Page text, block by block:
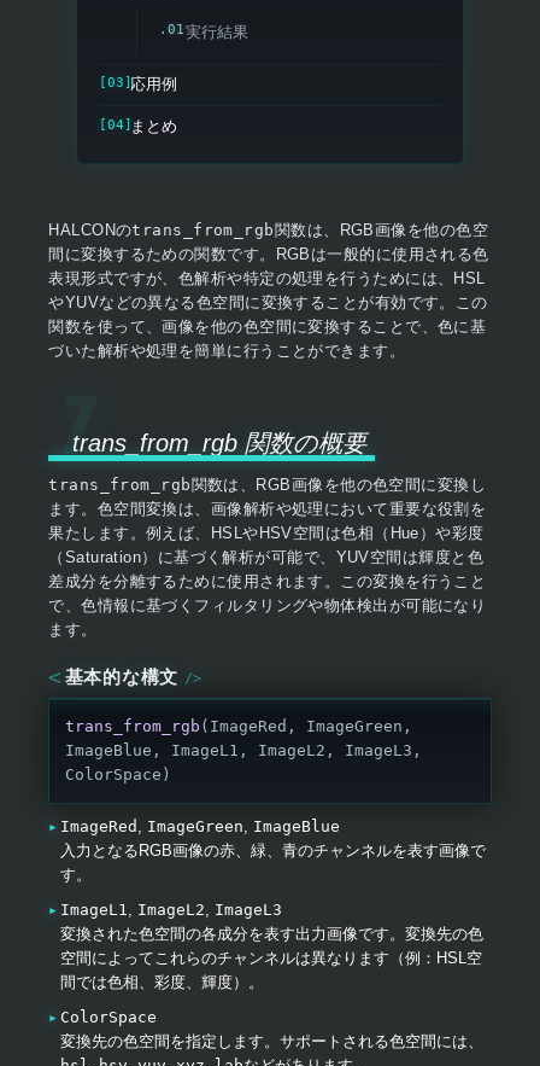
実行結果
応用例
まとめ
HALCONのtrans_from_rgb 関数は、RGB画像を他の色空
間に変換するための関数です。RGBは一般的に使用される色
表現形式ですが、色解析や特定の処理を行うためには、HSL
やYUVなどの異なる色空間に変換することが有効です。この
関数を使って、画像を他の色空間に変換することで、色に基
づいた解析や処理を簡単に行うことができます。
trans_from_rgb 関数の概要
trans_from_rgb 関数は、RGB画像を他の色空間に変換し
ます。色空間変換は、画像解析や処理において重要な役割を
果たします。例えば、HSLやHSV空間は色相（Hue）や彩度
（Saturation）に基づく解析が可能で、YUV空間は輝度と色
差成分を分離するために使用されます。この変換を行うこと
で、色情報に基づくフィルタリングや物体検出が可能になり
ます。
基本的な構文
trans_from_rgb (ImageRed, ImageGreen,
ImageBlue, ImageL1, ImageL2, ImageL3,
ColorSpace)
ImageRed ImageGreen
ImageBlue
入力となるRGB画像の赤、緑、青のチャンネルを表す画像で
す。
ImageL1
ImageL2
ImageL3
変換された色空間の各成分を表す出力画像です。変換先の色
空間によってこれらのチャンネルは異なります（例：HSL空
間では色相、彩度、輝度）。
ColorSpace
変換先の色空間を指定します。サポートされる色空間には、